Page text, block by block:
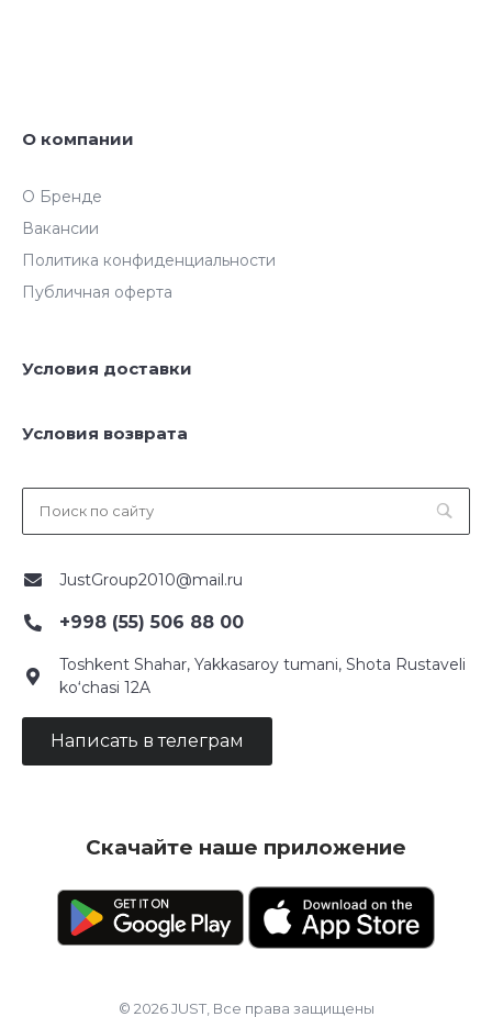
О компании
О Бренде
Вакансии
Политика конфиденциальности
Публичная оферта
Условия доставки
Условия возврата
JustGroup2010@mail.ru
+998 (55) 506 88 00
Toshkent Shahar, Yakkasaroy tumani, Shota Rustaveli
ko‘chasi 12A
Написать в телеграм
Скачайте наше приложение
© 2026 JUST, Все права защищены